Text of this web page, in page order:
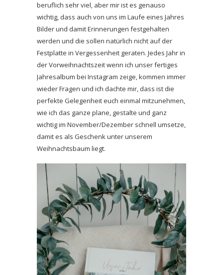
beruflich sehr viel, aber mir ist es genauso
wichtig, dass auch von uns im Laufe eines Jahres
Bilder und damit Erinnerungen festgehalten
werden und die sollen natürlich nicht auf der
Festplatte in Vergessenheit geraten. Jedes Jahr in
der Vorweihnachtszeit wenn ich unser fertiges
Jahresalbum bei Instagram zeige, kommen immer
wieder Fragen und ich dachte mir, dass ist die
perfekte Gelegenheit euch einmal mitzunehmen,
wie ich das ganze plane, gestalte und ganz
wichtig im November/Dezember schnell umsetze,
damit es als Geschenk unter unserem
Weihnachtsbaum liegt.